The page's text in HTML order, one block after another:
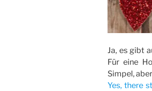
Ja, es gibt
Für eine
Simpel,
Yes, there